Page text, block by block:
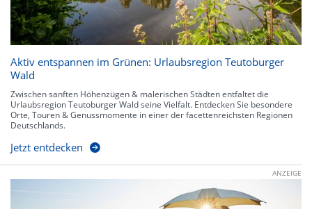
Aktiv entspannen im Grünen: Urlaubsregion Teutoburger
Wald
Zwischen sanften Höhenzügen & malerischen Städten entfaltet die
Urlaubsregion Teutoburger Wald seine Vielfalt. Entdecken Sie besondere
Orte, Touren & Genussmomente in einer der facettenreichsten Regionen
Deutschlands.
Jetzt entdecken
ANZEIGE